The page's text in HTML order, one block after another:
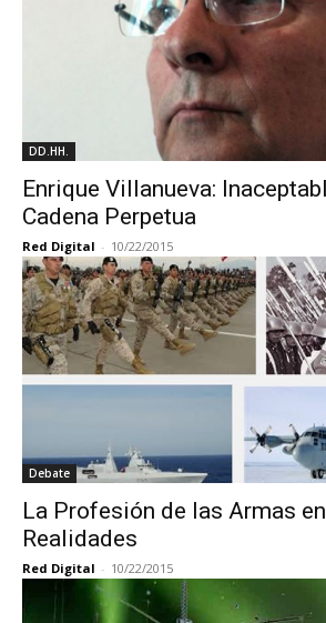
DD.HH.
Enrique Villanueva:
Cadena Perpetua
Red Digital - 10/22/2015
Debate
La Profesión de las Armas
Realidades
Red Digital - 10/22/2015